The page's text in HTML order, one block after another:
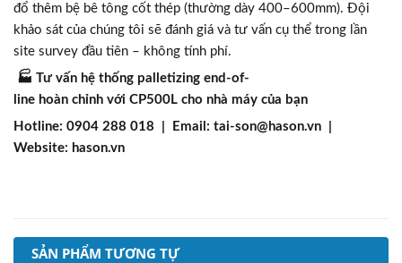
đổ thêm bệ bê tông cốt thép (thường dày 400–600mm). Đội
khảo sát của chúng tôi sẽ đánh giá và tư vấn cụ thể trong lần
site survey đầu tiên – không tính phí.
🏭 Tư vấn hệ thống palletizing end-of-
line hoàn chỉnh với CP500L cho nhà máy của bạn
Hotline: 0904 288 018 | Email: tai-son@hason.vn |
Website: hason.vn
SẢN PHẨM TƯƠNG TỰ